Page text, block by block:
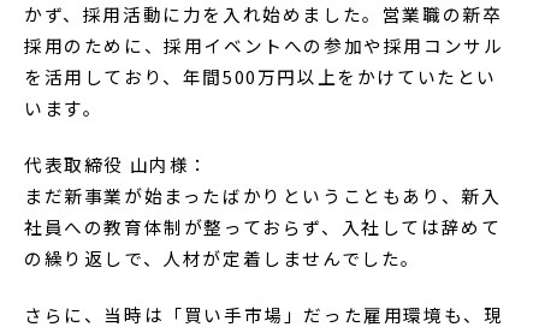
かず、採用活動に力を入れ始めました。営業職の新卒
採用のために、採用イベントへの参加や採用コンサル
を活用しており、年間500万円以上をかけていたとい
います。
代表取締役 山内様：
まだ新事業が始まったばかりということもあり、新入
社員への教育体制が整っておらず、入社しては辞めて
の繰り返しで、人材が定着しませんでした。
さらに、当時は「買い手市場」だった雇用環境も、現